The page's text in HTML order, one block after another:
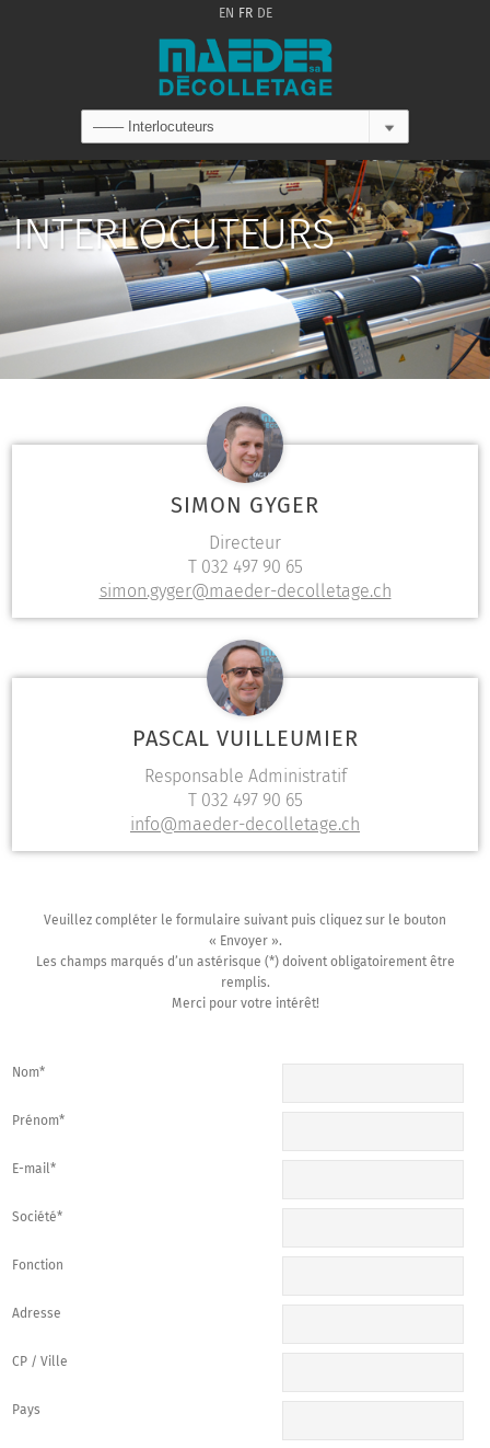
EN FR DE
INTERLOCUTEURS
SIMON GYGER
Directeur
T 032 497 90 65
simon.gyger@maeder-decolletage.ch
PASCAL VUILLEUMIER
Responsable Administratif
T 032 497 90 65
info@maeder-decolletage.ch
Veuillez compléter le formulaire suivant puis cliquez sur le bouton
« Envoyer ».
Les champs marqués d’un astérisque (*) doivent obligatoirement être
remplis.
Merci pour votre intérêt!
Nom*
Prénom*
E-mail*
Société*
Fonction
Adresse
CP / Ville
Pays